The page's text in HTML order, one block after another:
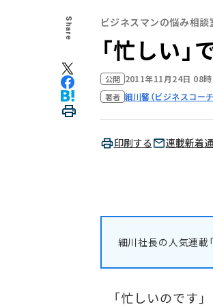
Share ビジネスマンの悩み相談
「忙しい
公開 2011年11月24日 08
著者 細川馨（ビジネスコーチ
印刷する 連載新着
細川社長の人気連載
「忙しいのです」